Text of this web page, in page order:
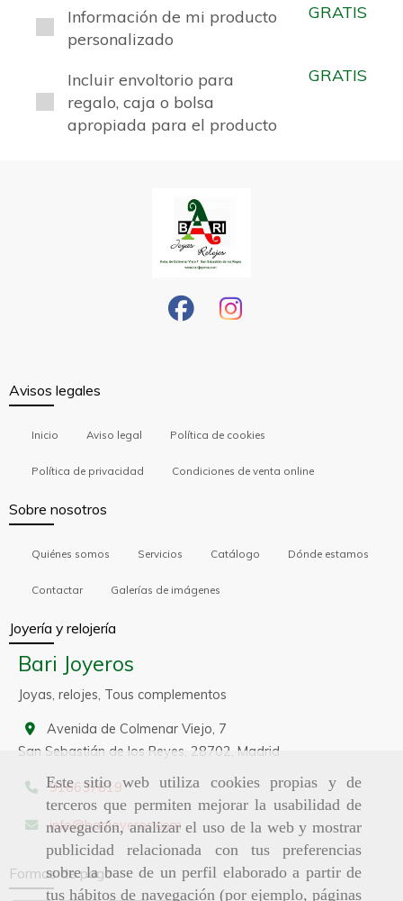
Este sitio web utiliza cookies propias y de
terceros que permiten mejorar la usabilidad de
navegación, analizar el uso de la web y mostrar
publicidad relacionada con tus preferencias
sobre la base de un perfil elaborado a partir de
tus hábitos de navegación (por ejemplo, páginas
Información de mi producto
personalizado
GRATIS
Incluir envoltorio para
regalo, caja o bolsa
apropiada para el producto
GRATIS
Avisos legales
Inicio Aviso legal Política de cookies
Política de privacidad Condiciones de venta online
Sobre nosotros
Quiénes somos Servicios Catálogo Dónde estamos
Contactar Galerías de imágenes
Joyería y relojería
Bari Joyeros
Joyas, relojes, Tous complementos
Avenida de Colmenar Viejo, 7
San Sebastián de los Reyes, 28702, Madrid
916637819
info barijoyeros.com
Formas de pago